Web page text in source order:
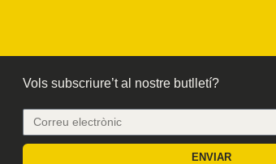
Vols subscriure’t al nostre butlletí?
ENVIAR